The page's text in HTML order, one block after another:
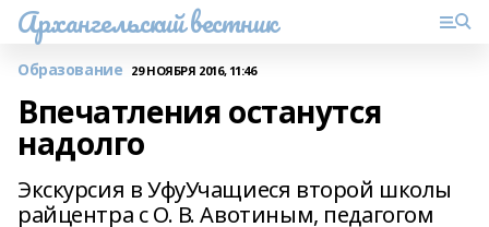
Архангельский вестник
Образование 29 НОЯБРЯ 2016, 11:46
Впечатления останутся
надолго
Экскурсия в УфуУчащиеся второй школы
райцентра с О. В. Авотиным, педагогом